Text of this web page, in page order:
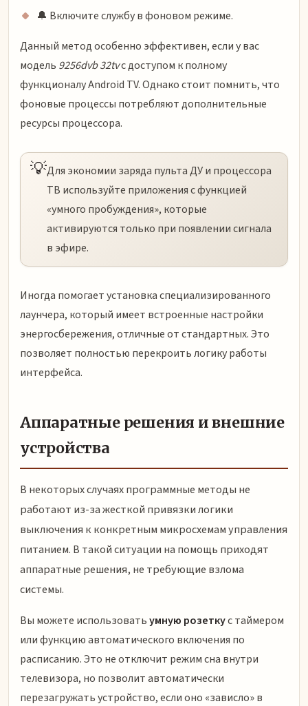
🔔 Включите службу в фоновом режиме.
Данный метод особенно эффективен, если у вас
модель 9256dvb 32tvс доступом к полному
функционалу Android TV. Однако стоит помнить, что
фоновые процессы потребляют дополнительные
ресурсы процессора.
💡Для экономии заряда пульта ДУ и процессора
ТВ используйте приложения с функцией
«умного пробуждения», которые
активируются только при появлении сигнала
в эфире.
Иногда помогает установка специализированного
лаунчера, который имеет встроенные настройки
энергосбережения, отличные от стандартных. Это
позволяет полностью перекроить логику работы
интерфейса.
Аппаратные решения и внешние
устройства
В некоторых случаях программные методы не
работают из-за жесткой привязки логики
выключения к конкретным микросхемам управления
питанием. В такой ситуации на помощь приходят
аппаратные решения, не требующие взлома
системы.
Вы можете использоватьумную розеткус таймером
или функцию автоматического включения по
расписанию. Это не отключит режим сна внутри
телевизора, но позволит автоматически
перезагружать устройство, если оно «зависло» в